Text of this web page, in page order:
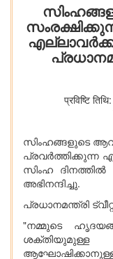
प्रविष्टि
സിംഹങ്ങളുടെ
പ്രവർത്തിക്കുന്ന
സിംഹ ദിനത്തിൽ
അഭിനന്ദിച്ചു.
പ്രധാനമന്ത്രി
"നമ്മുടെ
ശക്തിയുമുള്ള